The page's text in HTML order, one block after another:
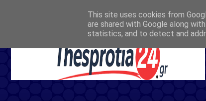
This site uses cookies from
are shared with Google along
statistics, and to detect and